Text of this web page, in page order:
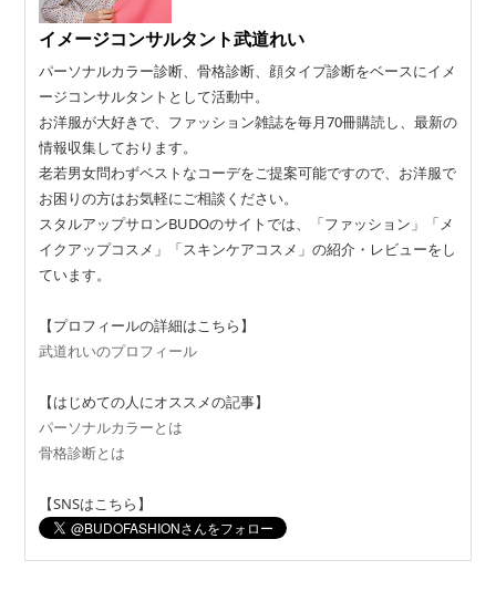
イメージコンサルタント武道れい
パーソナルカラー診断、骨格診断、顔タイプ診断をベースにイメ
ージコンサルタントとして活動中。
お洋服が大好きで、ファッション雑誌を毎月70冊購読し、最新の
情報収集しております。
老若男女問わずベストなコーデをご提案可能ですので、お洋服で
お困りの方はお気軽にご相談ください。
スタルアップサロンBUDOのサイトでは、「ファッション」「メ
イクアップコスメ」「スキンケアコスメ」の紹介・レビューをし
ています。
【プロフィールの詳細はこちら】
武道れいのプロフィール
【はじめての人にオススメの記事】
パーソナルカラーとは
骨格診断とは
【SNSはこちら】